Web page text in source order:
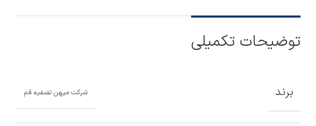
توضیحات تکمیلی
برند شرکت میهن تصفیه قم